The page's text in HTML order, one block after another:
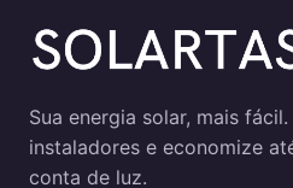
Sua energia solar, mais
instaladores e economize
conta de luz.